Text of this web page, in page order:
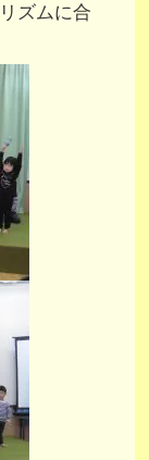
ズムに合